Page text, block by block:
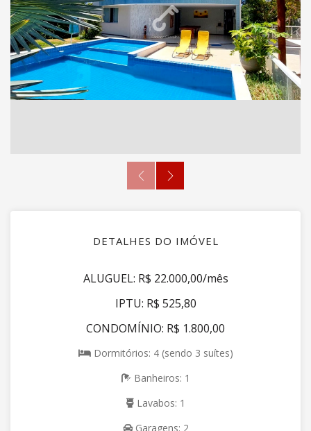
DETALHES DO IMÓVEL
ALUGUEL: R$ 22.000,00/mês
IPTU: R$ 525,80
CONDOMÍNIO: R$ 1.800,00
Dormitórios: 4 (sendo 3 suítes)
Banheiros: 1
Lavabos: 1
Garagens: 2